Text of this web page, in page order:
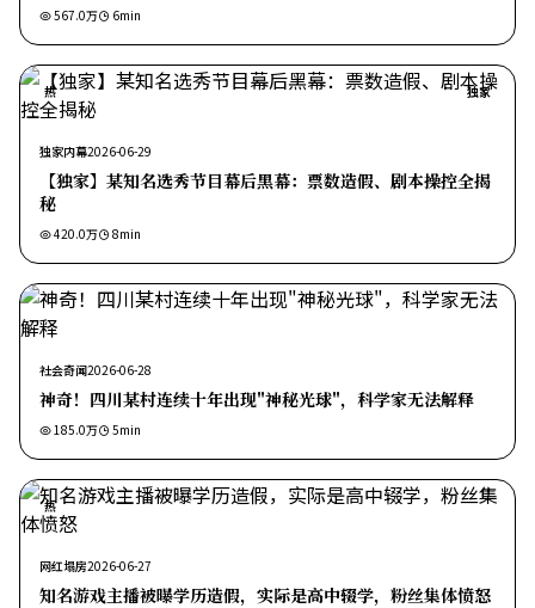
567.0万 6min
热 独家
独家内幕2026-06-29
【独家】某知名选秀节目幕后黑幕：票数造假、剧本操控全揭
秘
420.0万 8min
社会奇闻2026-06-28
神奇！四川某村连续十年出现"神秘光球"，科学家无法解释
185.0万 5min
热
网红塌房2026-06-27
知名游戏主播被曝学历造假，实际是高中辍学，粉丝集体愤怒